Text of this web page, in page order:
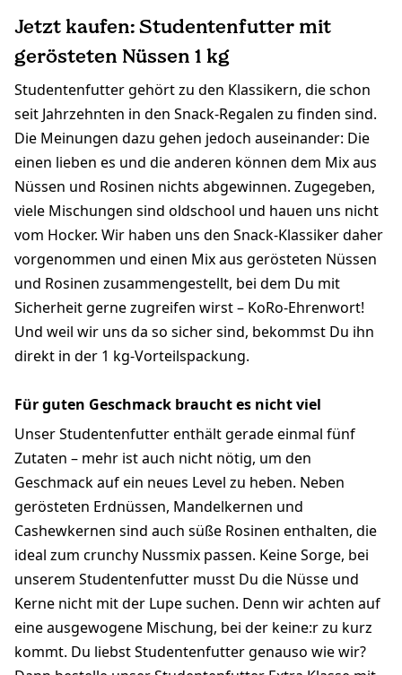
Jetzt kaufen: Studentenfutter mit
gerösteten Nüssen 1 kg
Studentenfutter gehört zu den Klassikern, die schon
seit Jahrzehnten in den Snack-Regalen zu finden sind.
Die Meinungen dazu gehen jedoch auseinander: Die
einen lieben es und die anderen können dem Mix aus
Nüssen und Rosinen nichts abgewinnen. Zugegeben,
viele Mischungen sind oldschool und hauen uns nicht
vom Hocker. Wir haben uns den Snack-Klassiker daher
vorgenommen und einen Mix aus gerösteten Nüssen
und Rosinen zusammengestellt, bei dem Du mit
Sicherheit gerne zugreifen wirst – KoRo-Ehrenwort!
Und weil wir uns da so sicher sind, bekommst Du ihn
direkt in der 1 kg-Vorteilspackung.
Für guten Geschmack braucht es nicht viel
Unser Studentenfutter enthält gerade einmal fünf
Zutaten – mehr ist auch nicht nötig, um den
Geschmack auf ein neues Level zu heben. Neben
gerösteten Erdnüssen, Mandelkernen und
Cashewkernen sind auch süße Rosinen enthalten, die
ideal zum crunchy Nussmix passen. Keine Sorge, bei
unserem Studentenfutter musst Du die Nüsse und
Kerne nicht mit der Lupe suchen. Denn wir achten auf
eine ausgewogene Mischung, bei der keine:r zu kurz
kommt. Du liebst Studentenfutter genauso wie wir?